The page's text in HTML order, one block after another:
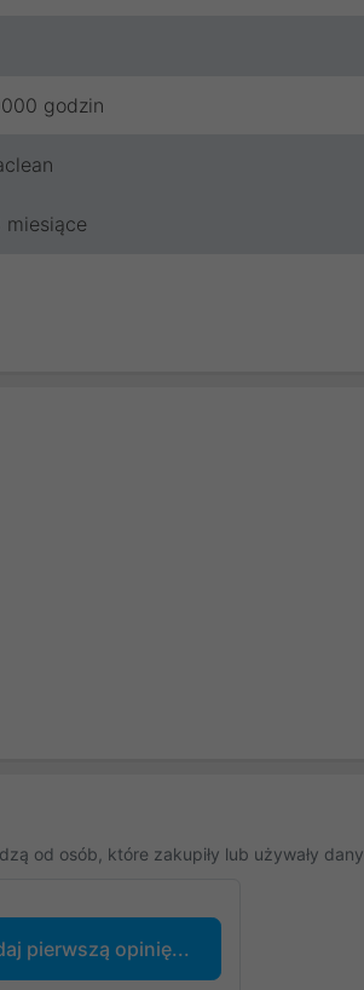
godzin
miesiące
od osób, które zakupiły lub używały
pierwszą opinię...